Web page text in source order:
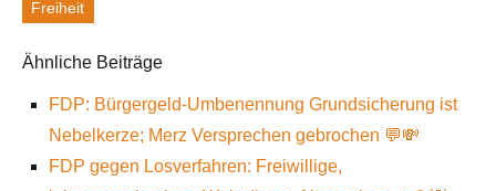
Schlagworte
Freiheit
Ähnliche Beiträge
FDP: Bürgergeld-Umbenennung Grundsicherung ist
Nebelkerze; Merz Versprechen gebrochen 💬💸
FDP gegen Losverfahren: Freiwillige,